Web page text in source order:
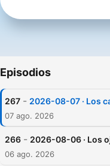
Episodios
267 - 2026-08-07 · Los
07 ago. 2026
266 - 2026-08-06 · Los
06 ago. 2026